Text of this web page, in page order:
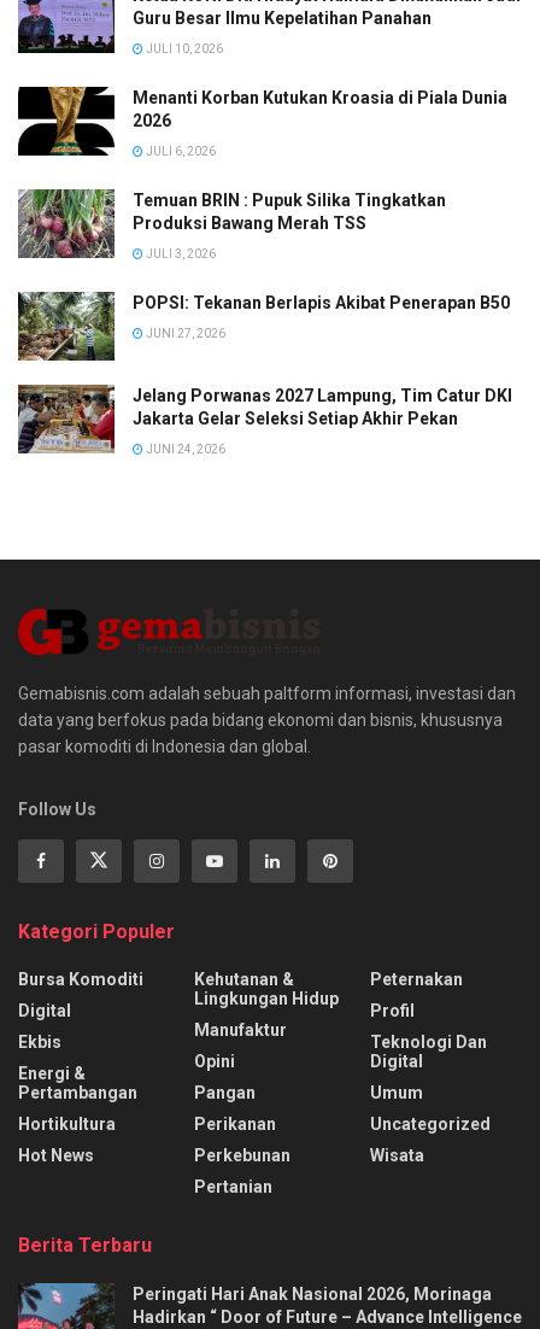
Guru Besar Ilmu Kepelatihan Panahan
JULI 10, 2026
Menanti Korban Kutukan Kroasia di Piala Dunia
2026
JULI 6, 2026
Temuan BRIN : Pupuk Silika Tingkatkan
Produksi Bawang Merah TSS
JULI 3, 2026
POPSI: Tekanan Berlapis Akibat Penerapan B50
JUNI 27, 2026
Jelang Porwanas 2027 Lampung, Tim Catur DKI
Jakarta Gelar Seleksi Setiap Akhir Pekan
JUNI 24, 2026
Gemabisnis.com adalah sebuah paltform informasi, investasi dan
data yang berfokus pada bidang ekonomi dan bisnis, khususnya
pasar komoditi di Indonesia dan global.
Follow Us
Kategori Populer
Bursa Komoditi
Digital
Ekbis
Energi &
Pertambangan
Hortikultura
Hot News
Kehutanan &
Lingkungan Hidup
Manufaktur
Opini
Pangan
Perikanan
Perkebunan
Pertanian
Peternakan
Profil
Teknologi Dan
Digital
Umum
Uncategorized
Wisata
Berita Terbaru
Peringati Hari Anak Nasional 2026, Morinaga
Hadirkan “ Door of Future – Advance Intelligence